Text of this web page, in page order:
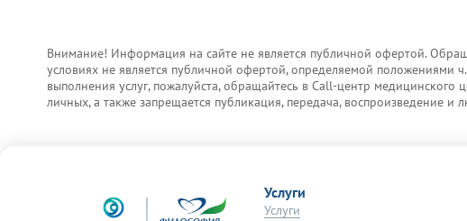
Внимание! Информация на сайте не является публичной офертой.
условиях не является публичной офертой, определяемой положениями
выполнения услуг, пожалуйста, обращайтесь в Call-центр
личных, а также запрещается публикация, передача, воспроизведение
Услуги
Услуги